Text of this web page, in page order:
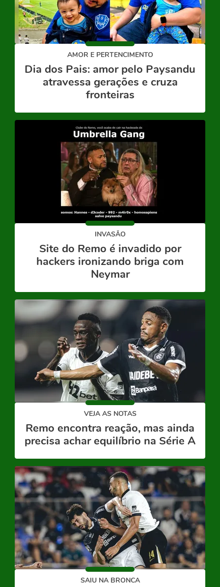
AMOR E PERTENCIMENTO
Dia dos Pais: amor pelo Paysandu
atravessa gerações e cruza
fronteiras
INVASÃO
Site do Remo é invadido por
hackers ironizando briga com
Neymar
VEJA AS NOTAS
Remo encontra reação, mas ainda
precisa achar equilíbrio na Série A
SAIU NA BRONCA